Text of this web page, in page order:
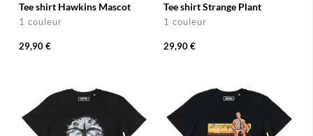
Tee shirt Hawkins Mascot
1 couleur
29,90 €
Tee shirt Strange Plant
1 couleur
29,90 €